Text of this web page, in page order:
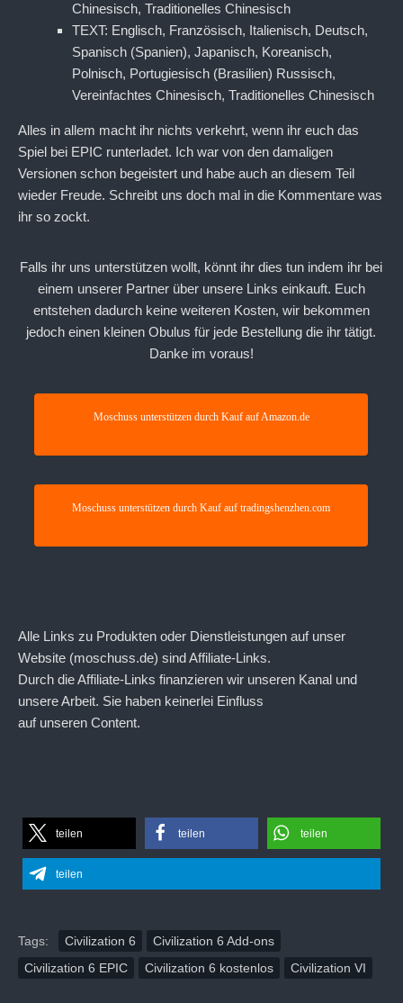
Chinesisch, Traditionelles Chinesisch
TEXT: Englisch, Französisch, Italienisch, Deutsch,
Spanisch (Spanien), Japanisch, Koreanisch,
Polnisch, Portugiesisch (Brasilien) Russisch,
Vereinfachtes Chinesisch, Traditionelles Chinesisch
Alles in allem macht ihr nichts verkehrt, wenn ihr euch das
Spiel bei EPIC runterladet. Ich war von den damaligen
Versionen schon begeistert und habe auch an diesem Teil
wieder Freude. Schreibt uns doch mal in die Kommentare was
ihr so zockt.
Falls ihr uns unterstützen wollt, könnt ihr dies tun indem ihr bei
einem unserer Partner über unsere Links einkauft. Euch
entstehen dadurch keine weiteren Kosten, wir bekommen
jedoch einen kleinen Obulus für jede Bestellung die ihr tätigt.
Danke im voraus!
Moschuss unterstützen durch Kauf auf Amazon.de
Moschuss unterstützen durch Kauf auf tradingshenzhen.com
Alle Links zu Produkten oder Dienstleistungen auf unser
Website (moschuss.de) sind Affiliate-Links.
Durch die Affiliate-Links finanzieren wir unseren Kanal und
unsere Arbeit. Sie haben keinerlei Einfluss
auf unseren Content.
teilen teilen teilen
teilen
Tags: Civilization 6
Civilization 6 Add-ons
Civilization 6 EPIC
Civilization 6 kostenlos Civilization VI